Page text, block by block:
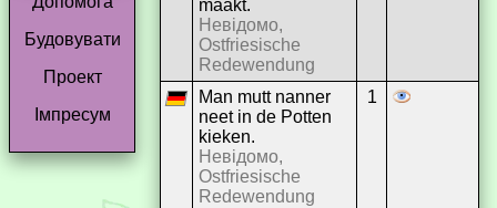
Будовувати
Проект
Імпресум
maakt.
Невідомо,
Ostfriesische
Redewendung
Man mutt nanner
neet in de Potten
kieken.
Невідомо,
Ostfriesische
Redewendung
1